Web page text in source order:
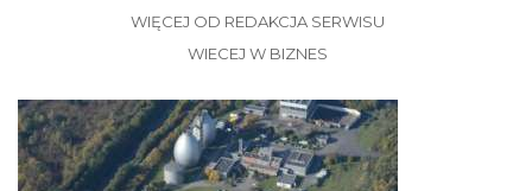
WIĘCEJ OD REDAKCJA SERWISU
WIECEJ W BIZNES